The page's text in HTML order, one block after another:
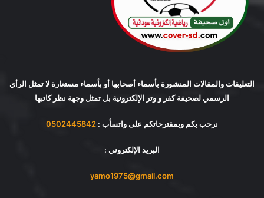
التعليقات والمقالات المنشورة بأسماء أصحابها أو بأسماء مستعارة لا تمثل الرأي
الرسمي لصحيفة كفر و وتر الإلكترونية بل تمثل وجهة نظر كاتبها
نرحب بكم وبمقترحاتكم على واتسأب : 0502445842
البريد الإلكتروني :
yamo1975@gmail.com